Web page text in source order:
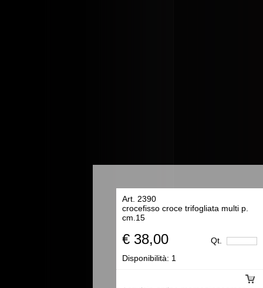
Art. 2390
crocefisso croce trifogliata multi p.
cm.15
€ 38,00 Qt.
Disponibilità: 1